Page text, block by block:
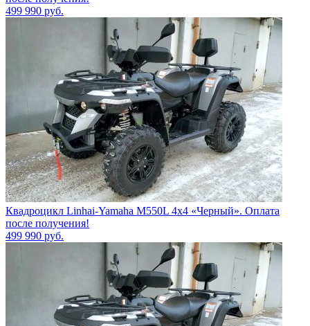
499 990 руб.
Квадроцикл Linhai-Yamaha M550L 4x4 «Черный». Оплата
после получения!
499 990 руб.